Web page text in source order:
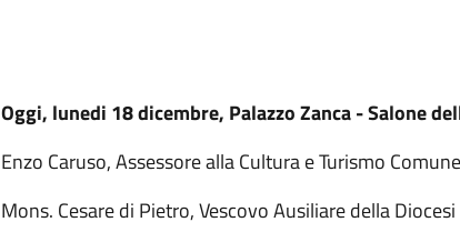
Oggi, lunedi 18 dicembre, Palazzo Zanca - Salone
Enzo Caruso, Assessore alla Cultura e Turismo
Mons. Cesare di Pietro, Vescovo Ausiliare della